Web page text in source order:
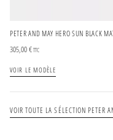
PETER AND MAY HERO SUN BLACK
305,00€TTC
VOIR LE MODÈLE
VOIR TOUTE LA SÉLECTION PETER